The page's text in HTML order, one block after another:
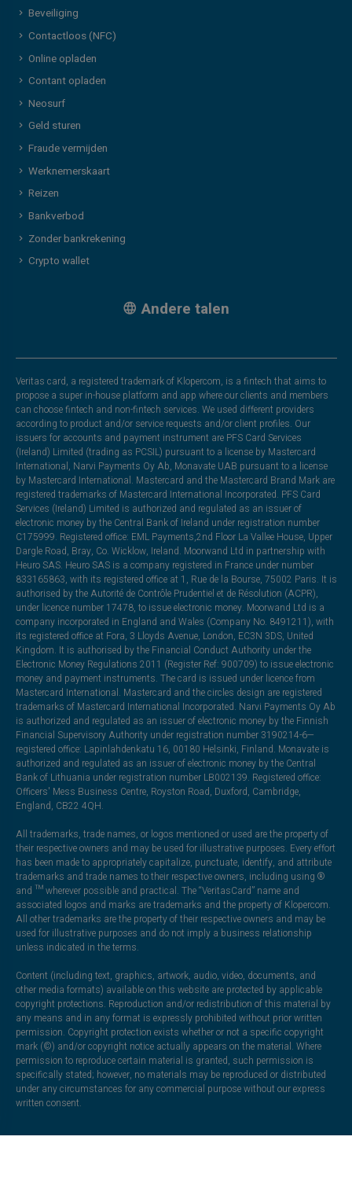
Beveiliging
Contactloos (NFC)
Online opladen
Contant opladen
Neosurf
Geld sturen
Fraude vermijden
Werknemerskaart
Reizen
Bankverbod
Zonder bankrekening
Crypto wallet
Andere talen
Veritas card, a registered trademark of Klopercom, is a fintech that aims to
propose a super in-house platform and app where our clients and members
can choose fintech and non-fintech services. We used different providers
according to product and/or service requests and/or client profiles. Our
issuers for accounts and payment instrument are PFS Card Services
(Ireland) Limited (trading as PCSIL) pursuant to a license by Mastercard
International, Narvi Payments Oy Ab, Monavate UAB pursuant to a license
by Mastercard International. Mastercard and the Mastercard Brand Mark are
registered trademarks of Mastercard International Incorporated. PFS Card
Services (Ireland) Limited is authorized and regulated as an issuer of
electronic money by the Central Bank of Ireland under registration number
C175999. Registered office: EML Payments,2nd Floor La Vallee House, Upper
Dargle Road, Bray, Co. Wicklow, Ireland. Moorwand Ltd in partnership with
Heuro SAS. Heuro SAS is a company registered in France under number
833165863, with its registered office at 1, Rue de la Bourse, 75002 Paris. It is
authorised by the Autorité de Contrôle Prudentiel et de Résolution (ACPR),
under licence number 17478, to issue electronic money. Moorwand Ltd is a
company incorporated in England and Wales (Company No. 8491211), with
its registered office at Fora, 3 Lloyds Avenue, London, EC3N 3DS, United
Kingdom. It is authorised by the Financial Conduct Authority under the
Electronic Money Regulations 2011 (Register Ref: 900709) to issue electronic
money and payment instruments. The card is issued under licence from
Mastercard International. Mastercard and the circles design are registered
trademarks of Mastercard International Incorporated. Narvi Payments Oy Ab
is authorized and regulated as an issuer of electronic money by the Finnish
Financial Supervisory Authority under registration number 3190214-6—
registered office: Lapinlahdenkatu 16, 00180 Helsinki, Finland. Monavate is
authorized and regulated as an issuer of electronic money by the Central
Bank of Lithuania under registration number LB002139. Registered office:
Officers' Mess Business Centre, Royston Road, Duxford, Cambridge,
England, CB22 4QH.
All trademarks, trade names, or logos mentioned or used are the property of
their respective owners and may be used for illustrative purposes. Every effort
has been made to appropriately capitalize, punctuate, identify, and attribute
trademarks and trade names to their respective owners, including using ®
and ™ wherever possible and practical. The “VeritasCard” name and
associated logos and marks are trademarks and the property of Klopercom.
All other trademarks are the property of their respective owners and may be
used for illustrative purposes and do not imply a business relationship
unless indicated in the terms.
Content (including text, graphics, artwork, audio, video, documents, and
other media formats) available on this website are protected by applicable
copyright protections. Reproduction and/or redistribution of this material by
any means and in any format is expressly prohibited without prior written
permission. Copyright protection exists whether or not a specific copyright
mark (©) and/or copyright notice actually appears on the material. Where
permission to reproduce certain material is granted, such permission is
specifically stated; however, no materials may be reproduced or distributed
under any circumstances for any commercial purpose without our express
written consent.